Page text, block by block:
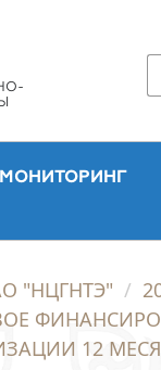
МОНИТОРИНГ
"НЦГНТЭ"
12